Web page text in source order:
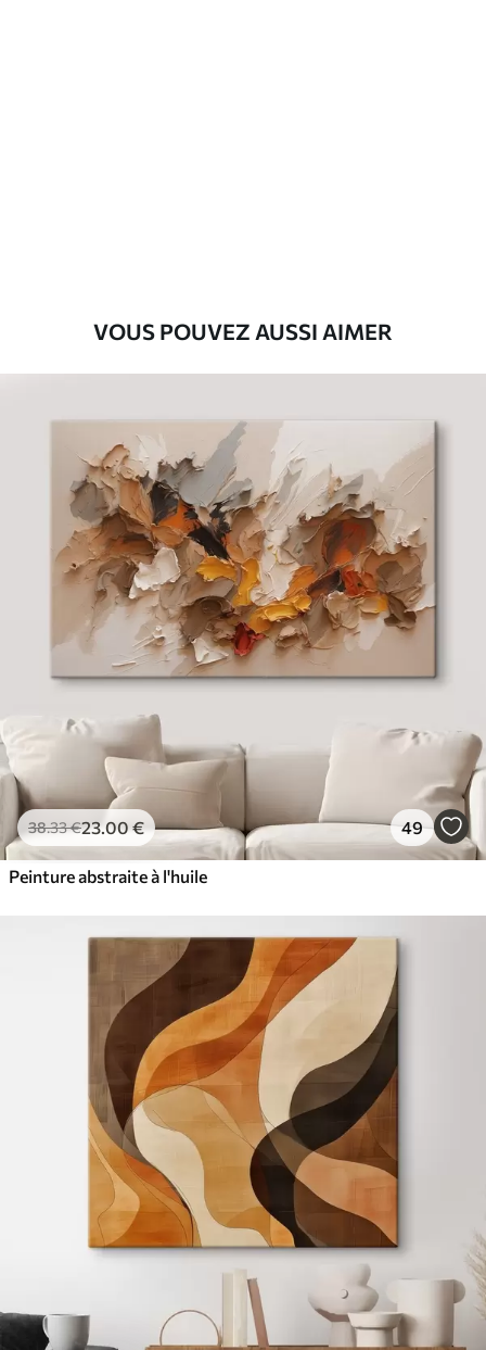
VOUS POUVEZ AUSSI AIMER
38.33€23.00€ 49
Peinture abstraite à l'huile